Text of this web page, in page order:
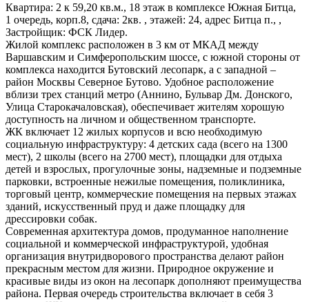
Квартира: 2 к 59,20 кв.м., 18 этаж в комплексе Южная Битца,
1 очередь, корп.8, сдача: 2кв. , этажей: 24, адрес Битца п., ,
Застройщик: ФСК Лидер.
Жилой комплекс расположен в 3 км от МКАД между
Варшавским и Симферопольским шоссе, с южной стороны от
комплекса находится Бутовский лесопарк, а с западной –
район Москвы Северное Бутово. Удобное расположение
вблизи трех станций метро (Аннино, Бульвар Дм. Донского,
Улица Старокачаловская), обеспечивает жителям хорошую
доступность на личном и общественном транспорте.
ЖК включает 12 жилых корпусов и всю необходимую
социальную инфраструктуру: 4 детских сада (всего на 1300
мест), 2 школы (всего на 2700 мест), площадки для отдыха
детей и взрослых, прогулочные зоны, надземные и подземные
парковки, встроенные нежилые помещения, поликлиника,
торговый центр, коммерческие помещения на первых этажах
зданий, искусственный пруд и даже площадку для
дрессировки собак.
Современная архитектура домов, продуманное наполнение
социальной и коммерческой инфраструктурой, удобная
организация внутридворового пространства делают район
прекрасным местом для жизни. Природное окружение и
красивые виды из окон на лесопарк дополняют преимущества
района. Первая очередь строительства включает в себя 3